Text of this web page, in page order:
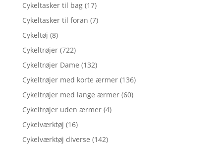
Cykeltasker til bag (17)
Cykeltasker til foran (7)
Cykeltøj (8)
Cykeltrøjer (722)
Cykeltrøjer Dame (132)
Cykeltrøjer med korte ærmer (136)
Cykeltrøjer med lange ærmer (60)
Cykeltrøjer uden ærmer (4)
Cykelværktøj (16)
Cykelværktøj diverse (142)